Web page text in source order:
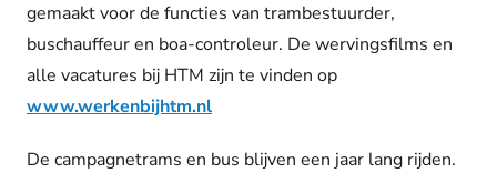
gemaakt voor de functies van trambestuurder,
buschauffeur en boa-controleur. De wervingsfilms en
alle vacatures bij HTM zijn te vinden op
www.werkenbijhtm.nl
De campagnetrams en bus blijven een jaar lang rijden.